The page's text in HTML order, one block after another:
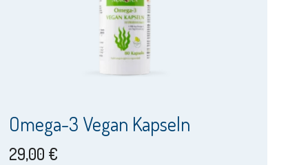
Omega-3 Vegan Kapseln
29,00 €